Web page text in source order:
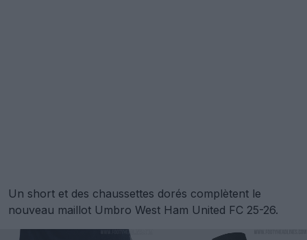
Un short et des chaussettes dorés complètent le
nouveau maillot Umbro West Ham United FC 25-26.